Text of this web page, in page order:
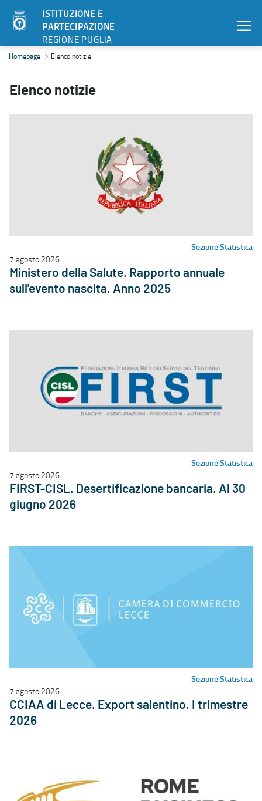
ISTITUZIONE E
PARTECIPAZIONE
REGIONE PUGLIA
Elenco notizie - Istituzione e partecipazione
Homepage Elenco notizie
Elenco notizie
Sezione Statistica
7 agosto 2026
Ministero della Salute. Rapporto annuale
sull'evento nascita. Anno 2025
Sezione Statistica
7 agosto 2026
FIRST-CISL. Desertificazione bancaria. Al 30
giugno 2026
Sezione Statistica
7 agosto 2026
CCIAA di Lecce. Export salentino. I trimestre
2026